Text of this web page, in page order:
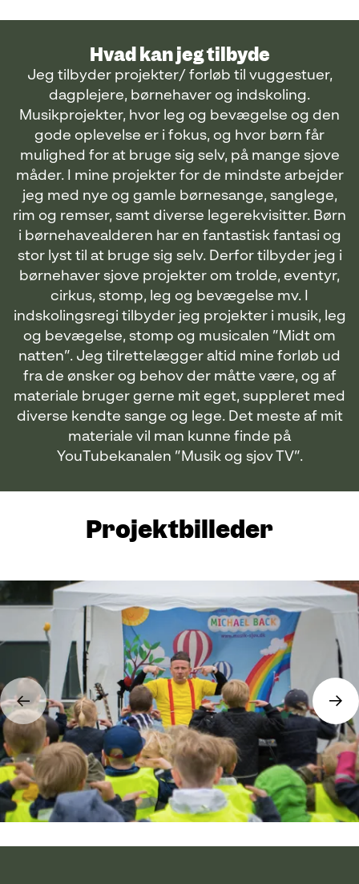
Hvad kan jeg tilbyde
Jeg tilbyder projekter/ forløb til vuggestuer,
dagplejere, børnehaver og indskoling.
Musikprojekter, hvor leg og bevægelse og den
gode oplevelse er i fokus, og hvor børn får
mulighed for at bruge sig selv, på mange sjove
måder. I mine projekter for de mindste arbejder
jeg med nye og gamle børnesange, sanglege,
rim og remser, samt diverse legerekvisitter. Børn
i børnehavealderen har en fantastisk fantasi og
stor lyst til at bruge sig selv. Derfor tilbyder jeg i
børnehaver sjove projekter om trolde, eventyr,
cirkus, stomp, leg og bevægelse mv. I
indskolingsregi tilbyder jeg projekter i musik, leg
og bevægelse, stomp og musicalen ”Midt om
natten”. Jeg tilrettelægger altid mine forløb ud
fra de ønsker og behov der måtte være, og af
materiale bruger gerne mit eget, suppleret med
diverse kendte sange og lege. Det meste af mit
materiale vil man kunne finde på
YouTubekanalen ”Musik og sjov TV”.
Projektbilleder